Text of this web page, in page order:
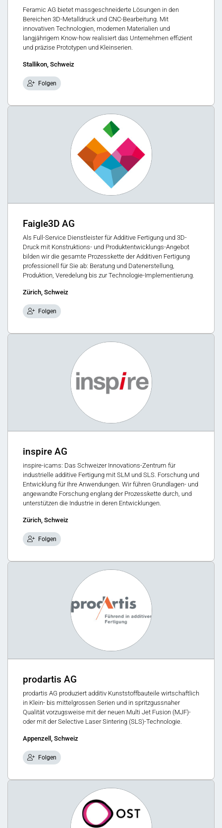
Feramic AG bietet massgeschneiderte Lösungen in den
Bereichen 3D-Metalldruck und CNC-Bearbeitung. Mit
innovativen Technologien, modernen Materialien und
langjährigem Know-how realisiert das Unternehmen effizient
und präzise Prototypen und Kleinserien.
Stallikon, Schweiz
Folgen
Faigle3D AG
Als Full-Service Dienstleister für Additive Fertigung und 3D-
Druck mit Konstruktions- und Produktentwicklungs-Angebot
bilden wir die gesamte Prozesskette der Additiven Fertigung
professionell für Sie ab: Beratung und Datenerstellung,
Produktion, Veredelung bis zur Technologie-Implementierung.
Zürich, Schweiz
Folgen
inspire AG
inspire-icams: Das Schweizer Innovations-Zentrum für
industrielle additive Fertigung mit SLM und SLS. Forschung und
Entwicklung für Ihre Anwendungen. Wir führen Grundlagen- und
angewandte Forschung englang der Prozesskette durch, und
unterstützen die Industrie in deren Entwicklungen.
Zürich, Schweiz
Folgen
prodartis AG
prodartis AG produziert additiv Kunststoffbauteile wirtschaftlich
in Klein- bis mittelgrossen Serien und in spritzgussnaher
Qualität vorzugsweise mit der neuen Multi Jet Fusion (MJF)-
oder mit der Selective Laser Sintering (SLS)-Technologie.
Appenzell, Schweiz
Folgen